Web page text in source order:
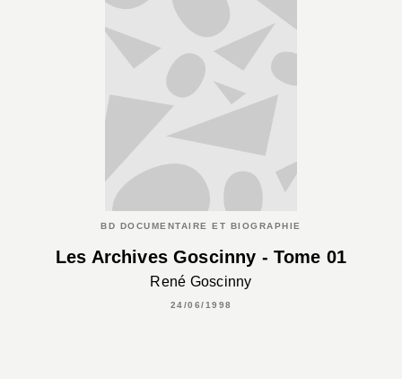
BD DOCUMENTAIRE ET BIOGRAPHIE
Les Archives Goscinny - Tome 01
René Goscinny
24/06/1998